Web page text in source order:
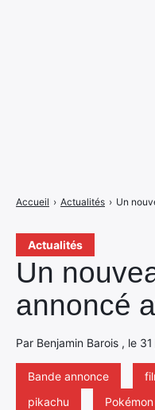
Actualités
Un
annoncé
Par Benjamin Barois , le
Bande annonce
pikachu
Pokémon
Accueil › Actualités › Un